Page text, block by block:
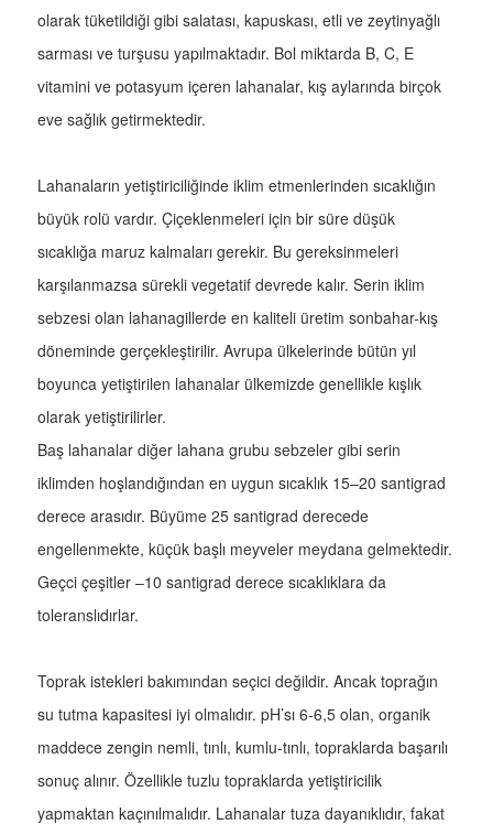
olarak tüketildiği gibi salatası, kapuskası, etli ve zeytinyağlı
sarması ve turşusu yapılmaktadır. Bol miktarda B, C, E
vitamini ve potasyum içeren lahanalar, kış aylarında birçok
eve sağlık getirmektedir.
Lahanaların yetiştiriciliğinde iklim etmenlerinden sıcaklığın
büyük rolü vardır. Çiçeklenmeleri için bir süre düşük
sıcaklığa maruz kalmaları gerekir. Bu gereksinmeleri
karşılanmazsa sürekli vegetatif devrede kalır. Serin iklim
sebzesi olan lahanagillerde en kaliteli üretim sonbahar-kış
döneminde gerçekleştirilir. Avrupa ülkelerinde bütün yıl
boyunca yetiştirilen lahanalar ülkemizde genellikle kışlık
olarak yetiştirilirler.
Baş lahanalar diğer lahana grubu sebzeler gibi serin
iklimden hoşlandığından en uygun sıcaklık 15–20 santigrad
derece arasıdır. Büyüme 25 santigrad derecede
engellenmekte, küçük başlı meyveler meydana gelmektedir.
Geçci çeşitler –10 santigrad derece sıcaklıklara da
toleranslıdırlar.
Toprak istekleri bakımından seçici değildir. Ancak toprağın
su tutma kapasitesi iyi olmalıdır. pH’sı 6-6,5 olan, organik
maddece zengin nemli, tınlı, kumlu-tınlı, topraklarda başarılı
sonuç alınır. Özellikle tuzlu topraklarda yetiştiricilik
yapmaktan kaçınılmalıdır. Lahanalar tuza dayanıklıdır, fakat